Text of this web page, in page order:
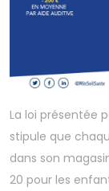
La loi présentée
stipule que
dans son
20 pour les